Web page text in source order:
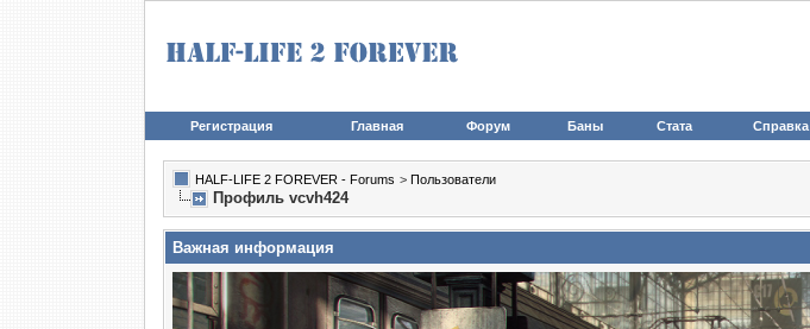
Регистрация Главная Форум Баны Стата Справка
HALF-LIFE 2 FOREVER - Forums > Пользователи
Профиль vcvh424
Важная информация